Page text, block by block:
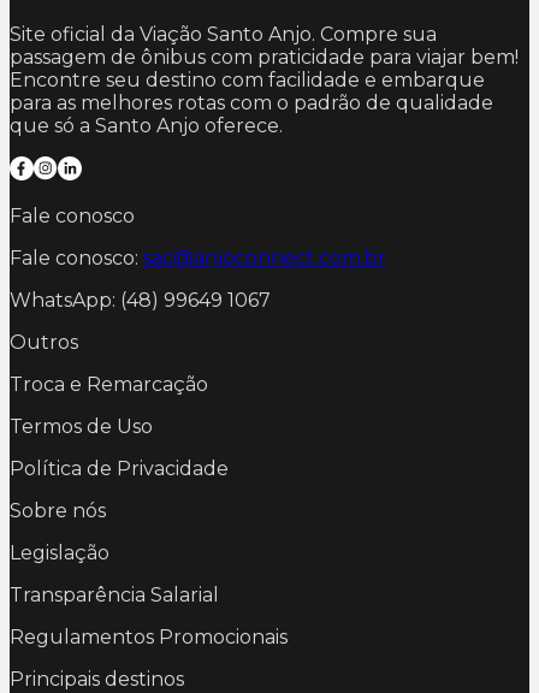
Site oficial da Viação Santo Anjo. Compre sua
passagem de ônibus com praticidade para viajar bem!
Encontre seu destino com facilidade e embarque
para as melhores rotas com o padrão de qualidade
que só a Santo Anjo oferece.
Fale conosco
Fale conosco: sac@anjoconnect.com.br
WhatsApp: (48) 99649 1067
Outros
Troca e Remarcação
Termos de Uso
Política de Privacidade
Sobre nós
Legislação
Transparência Salarial
Regulamentos Promocionais
Principais destinos